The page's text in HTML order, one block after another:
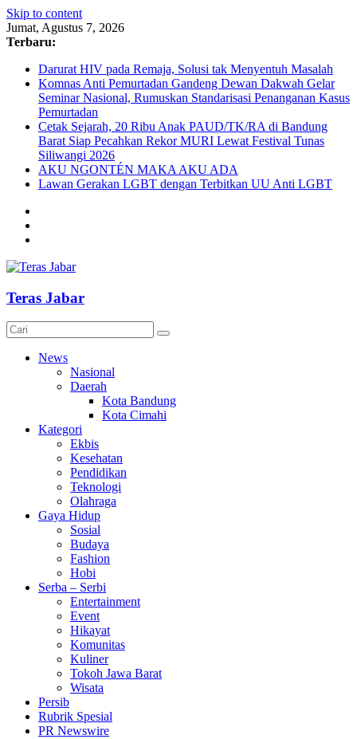
Skip to content
Jumat, Agustus 7, 2026
Terbaru:
Darurat HIV pada Remaja, Solusi tak Menyentuh Masalah
Komnas Anti Pemurtadan Gandeng Dewan Dakwah Gelar
Seminar Nasional, Rumuskan Standarisasi Penanganan Kasus
Pemurtadan
Cetak Sejarah, 20 Ribu Anak PAUD/TK/RA di Bandung
Barat Siap Pecahkan Rekor MURI Lewat Festival Tunas
Siliwangi 2026
AKU NGONTÉN MAKA AKU ADA
Lawan Gerakan LGBT dengan Terbitkan UU Anti LGBT
Teras Jabar
News
Nasional
Daerah
Kota Bandung
Kota Cimahi
Kategori
Ekbis
Kesehatan
Pendidikan
Teknologi
Olahraga
Gaya Hidup
Sosial
Budaya
Fashion
Hobi
Serba – Serbi
Entertainment
Event
Hikayat
Komunitas
Kuliner
Tokoh Jawa Barat
Wisata
Persib
Rubrik Spesial
PR Newswire